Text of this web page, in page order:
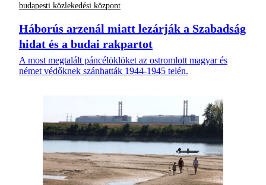
budapesti közlekedési központ
Háborús arzenál miatt lezárják a Szabadság
hidat és a budai rakpartot
A most megtalált páncélöklöket az ostromlott magyar és
német védőknek szánhatták 1944-1945 telén.